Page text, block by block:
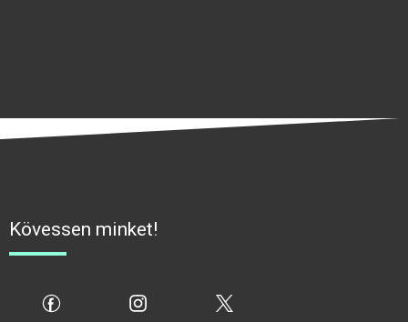
Kövessen minket!